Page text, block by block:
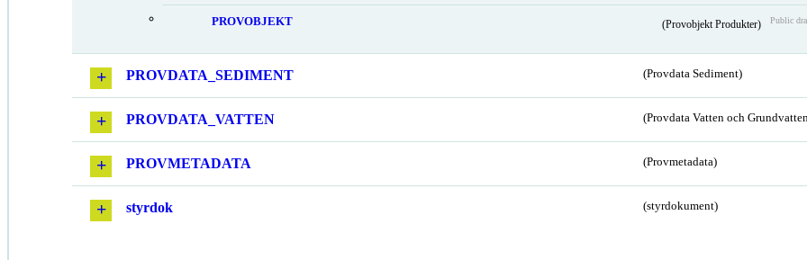
PROVOBJEKT (Provobjekt Produkter) Public
PROVDATA_SEDIMENT (Provdata Sediment)
PROVDATA_VATTEN (Provdata Vatten och
PROVMETADATA (Provmetadata)
styrdok (styrdokument)